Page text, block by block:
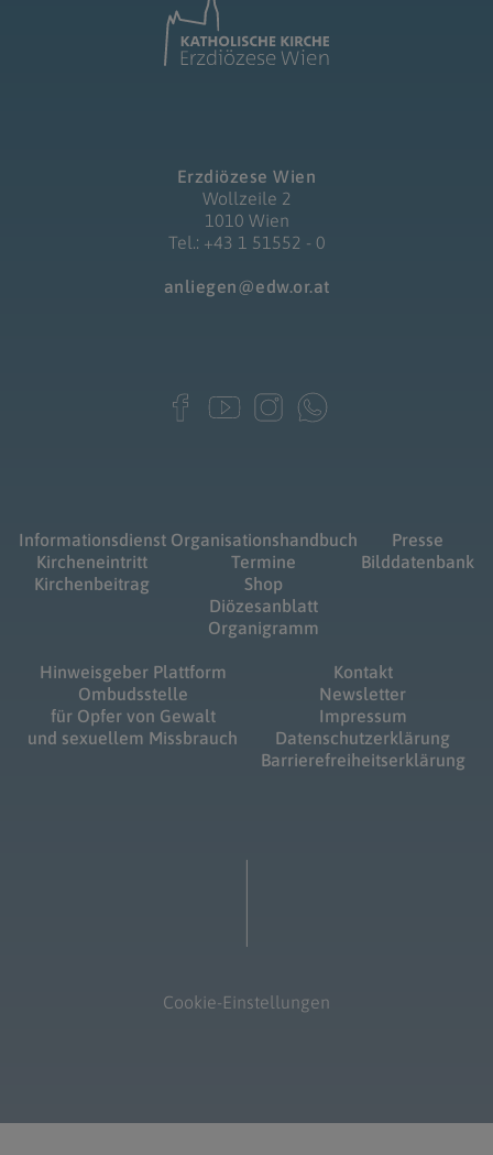
Erzdiözese Wien
Wollzeile 2
1010 Wien
Tel.: +43 1 51552 - 0
anliegen@edw.or.at
Informationsdienst
Kircheneintritt
Kirchenbeitrag
Organisationshandbuch
Termine
Shop
Diözesanblatt
Organigramm
Presse
Bilddatenbank
Hinweisgeber Plattform
Ombudsstelle
für Opfer von Gewalt
und sexuellem Missbrauch
Kontakt
Newsletter
Impressum
Datenschutzerklärung
Barrierefreiheitserklärung
Cookie-Einstellungen